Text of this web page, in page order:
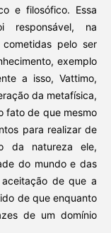
e filosófico. Essa
responsável, na
pelo ser
exemplo
a isso, Vattimo,
da metafísica,
fato de que mesmo
para realizar de
da natureza ele,
do mundo e das
de que a
de que enquanto
de um domínio